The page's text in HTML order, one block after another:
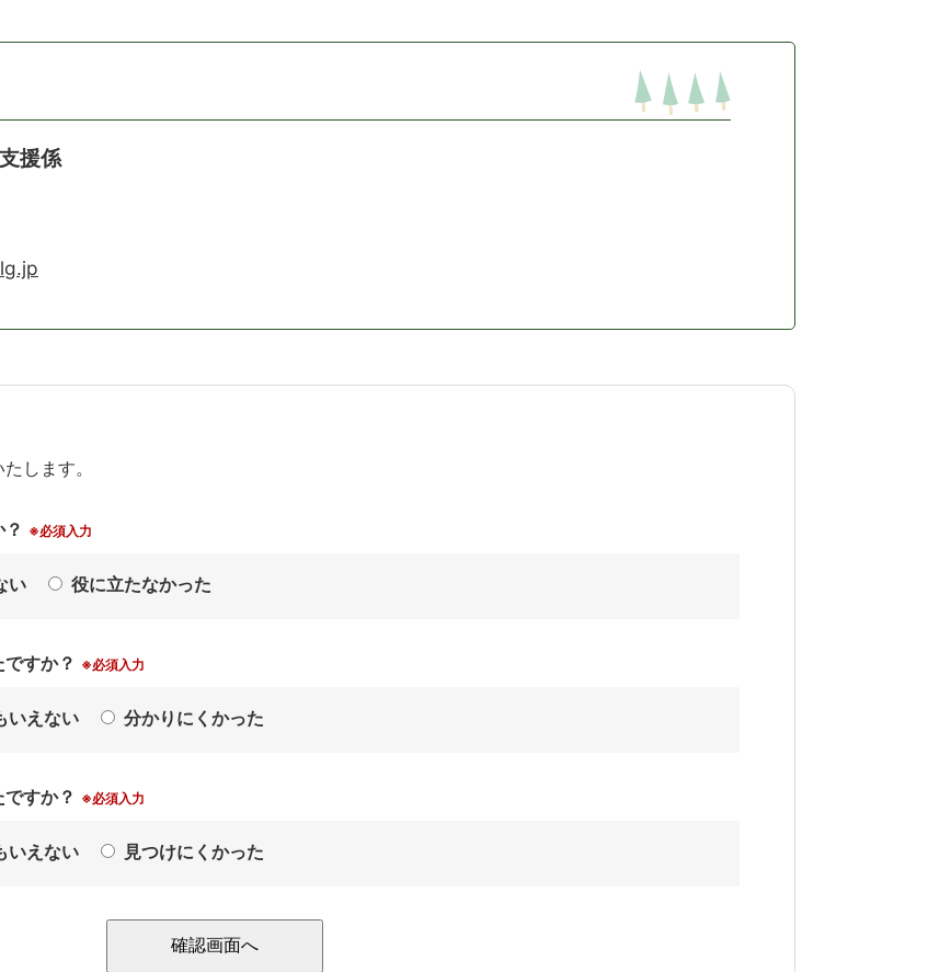
援係
します。
※必須入力
い 役に立たなかった
すか？ ※必須入力
いえない 分かりにくかった
すか？ ※必須入力
いえない 見つけにくかった